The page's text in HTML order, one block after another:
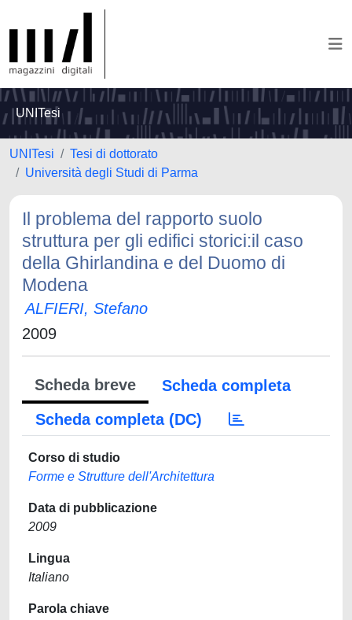
UNITesi
UNITesi
Tesi di dottorato
Università degli Studi di Parma
Il problema del rapporto suolo
struttura per gli edifici storici:il caso
della Ghirlandina e del Duomo di
Modena
ALFIERI, Stefano
2009
Scheda breve
Scheda completa
Scheda completa (DC)
Corso di studio
Forme e Strutture dell'Architettura
Data di pubblicazione
2009
Lingua
Italiano
Parola chiave